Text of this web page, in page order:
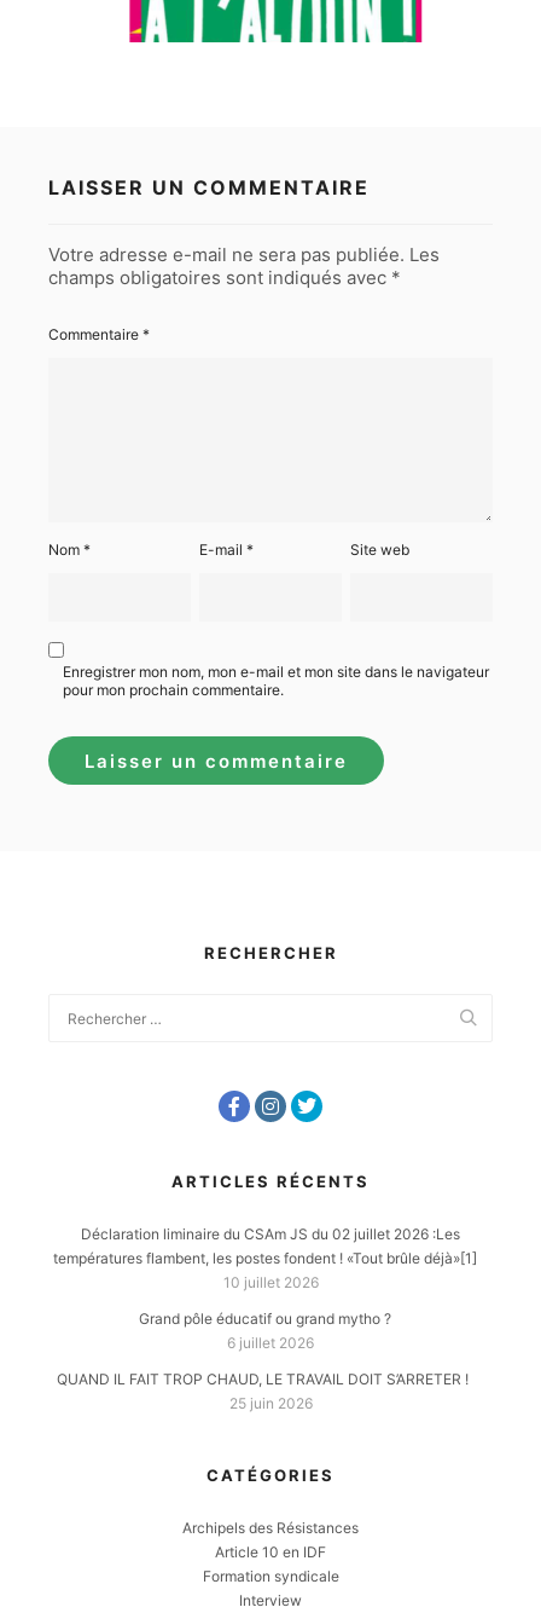
LAISSER UN COMMENTAIRE
Votre adresse e-mail ne sera pas publiée. Les
champs obligatoires sont indiqués avec *
Commentaire *
Nom * E-mail* Site web
Enregistrer mon nom, mon e-mail et mon site dans le navigateur
pour mon prochain commentaire.
RECHERCHER
ARTICLES RÉCENTS
Déclaration liminaire du CSAm JS du 02 juillet 2026 :Les
températures flambent, les postes fondent ! «Tout brûle déjà»[1]
10 juillet 2026
Grand pôle éducatif ou grand mytho ?
6 juillet 2026
QUAND IL FAIT TROP CHAUD, LE TRAVAIL DOIT S’ARRETER !
25 juin 2026
CATÉGORIES
Archipels des Résistances
Article 10 en IDF
Formation syndicale
Interview